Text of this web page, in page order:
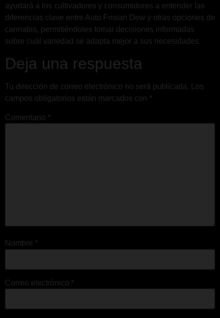
ayudará a los cultivadores y consumidores a entender las
diferencias clave entre Auto Frisian Dew y otras opciones de
cannabis, permitiéndoles tomar decisiones informadas
sobre cuál variedad se adapta mejor a sus necesidades.
Deja una respuesta
Tu dirección de correo electrónico no será publicada.
Los
campos obligatorios están marcados con *
Comentario *
Nombre *
Correo electrónico *